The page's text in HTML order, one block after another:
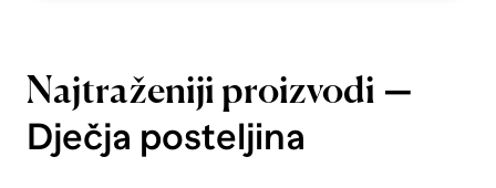
Najtraženiji proizvodi —
Dječja posteljina